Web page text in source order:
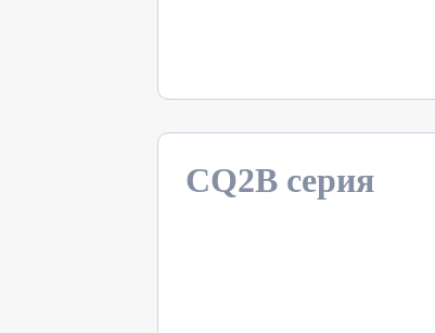
CQ2B серия